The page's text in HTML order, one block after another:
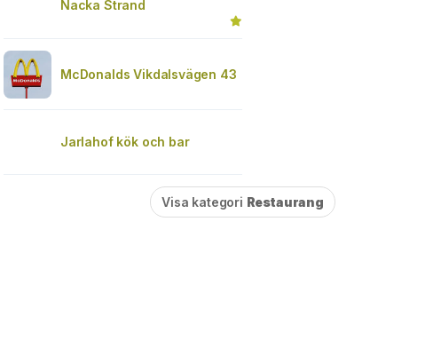
Nacka Strand
McDonalds Vikdalsvägen 43
Jarlahof kök och bar
Visa kategori Restaurang